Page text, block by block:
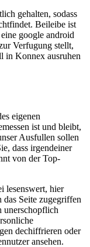
gehalten, sodass
Beileibe ist
google android
Verfugung stellt,
in Konnex ausruhen
eigenen
ist und bleibt,
Ausfullen sollen
dass irgendeiner
von der Top-
lesenswert, hier
Seite zugegriffen
unerschopflich
dechiffrieren oder
ansehen.